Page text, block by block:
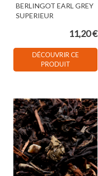
BERLINGOT EARL GREY
SUPERIEUR
11,20 €
DÉCOUVRIR CE
PRODUIT